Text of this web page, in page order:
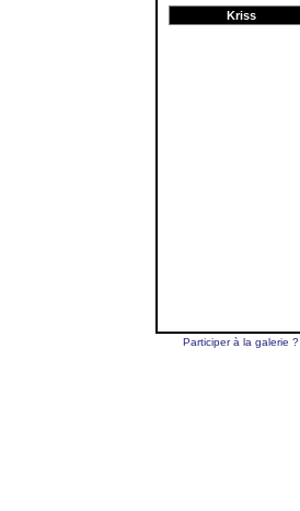
Kriss
Participer à la galerie ?